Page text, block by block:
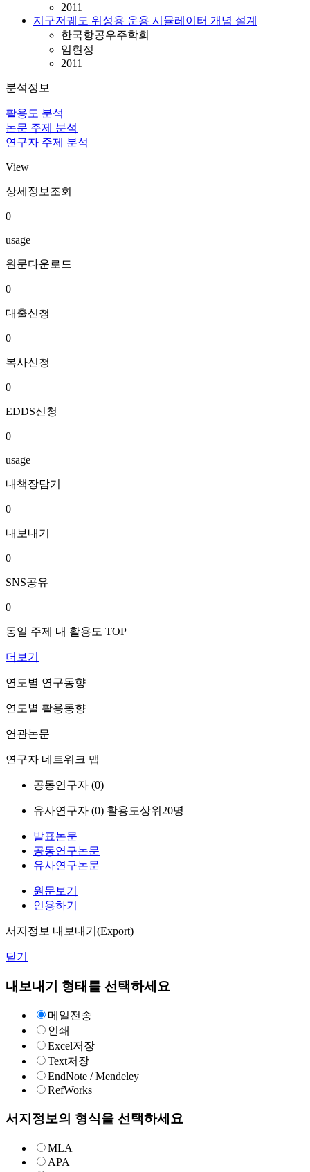
2011
지구저궤도 위성용 운용 시뮬레이터 개념 설계
한국항공우주학회
임현정
2011
분석정보
활용도 분석
논문 주제 분석
연구자 주제 분석
View
상세정보조회
0
usage
원문다운로드
0
대출신청
0
복사신청
0
EDDS신청
0
usage
내책장담기
0
내보내기
0
SNS공유
0
동일 주제 내 활용도 TOP
더보기
연도별 연구동향
연도별 활용동향
연관논문
연구자 네트워크 맵
공동연구자 (0)
유사연구자 (0) 활용도상위20명
발표논문
공동연구논문
유사연구논문
원문보기
인용하기
서지정보 내보내기(Export)
닫기
내보내기 형태를 선택하세요
메일전송
인쇄
Excel저장
Text저장
EndNote / Mendeley
RefWorks
서지정보의 형식을 선택하세요
MLA
APA